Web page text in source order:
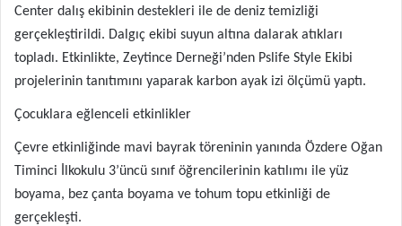
Center dalış ekibinin destekleri ile de deniz temizliği
gerçekleştirildi. Dalgıç ekibi suyun altına dalarak atıkları
topladı. Etkinlikte, Zeytince Derneği’nden Pslife Style Ekibi
projelerinin tanıtımını yaparak karbon ayak izi ölçümü yaptı.
Çocuklara eğlenceli etkinlikler
Çevre etkinliğinde mavi bayrak töreninin yanında Özdere Oğan
Timinci İlkokulu 3’üncü sınıf öğrencilerinin katılımı ile yüz
boyama, bez çanta boyama ve tohum topu etkinliği de
gerçekleşti.